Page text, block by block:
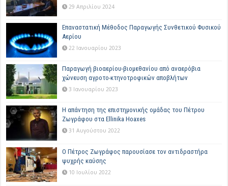
29 Απριλίου 2024
Επαναστατική Μέθοδος Παραγωγής Συνθετικού Φυσικού
Αερίου
22 Ιανουαρίου 2023
Παραγωγή βιοαερίου-βιομεθανίου από αναερόβια
χώνευση αγροτο-κτηνοτροφικών αποβλήτων
3 Ιανουαρίου 2023
Η απάντηση της επιστημονικής ομάδας του Πέτρου
Ζωγράφου στα Ellinika Hoaxes
31 Αυγούστου 2022
Ο Πέτρος Ζωγράφος παρουσίασε τον αντιδραστήρα
ψυχρής καύσης
10 Ιουλίου 2022